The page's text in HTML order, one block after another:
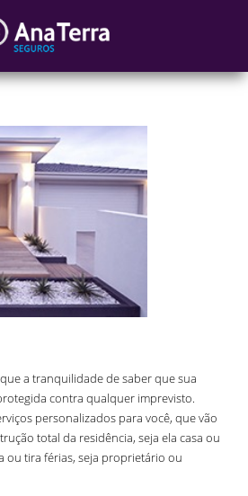
a tranquilidade de saber que sua
contra qualquer imprevisto.
personalizados para você, que vão
total da residência, seja ela casa ou
ou tira férias, seja proprietário ou